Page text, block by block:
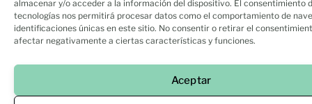
almacenar y/o acceder a la información del dispositivo. El consentimiento
tecnologías nos permitirá procesar datos como el comportamiento de
identificaciones únicas en este sitio. No consentir o retirar el
afectar negativamente a ciertas características y funciones.
Aceptar